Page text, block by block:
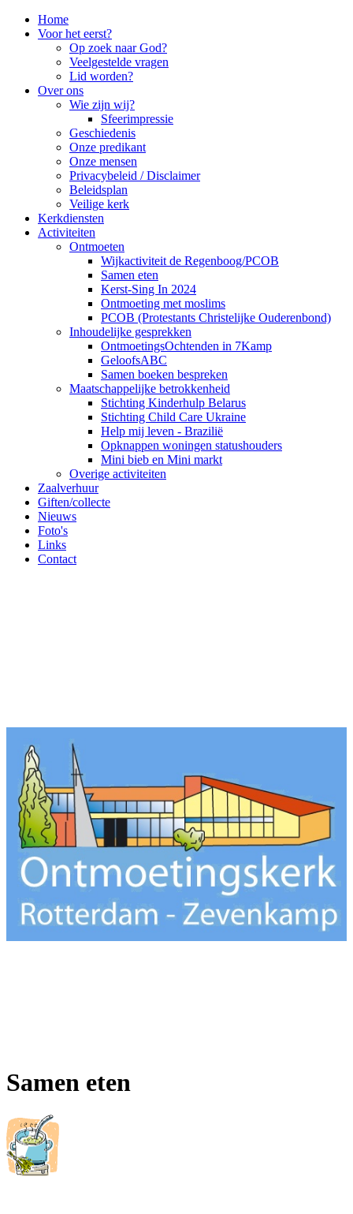
Home
Voor het eerst?
Op zoek naar God?
Veelgestelde vragen
Lid worden?
Over ons
Wie zijn wij?
Sfeerimpressie
Geschiedenis
Onze predikant
Onze mensen
Privacybeleid / Disclaimer
Beleidsplan
Veilige kerk
Kerkdiensten
Activiteiten
Ontmoeten
Wijkactiviteit de Regenboog/PCOB
Samen eten
Kerst-Sing In 2024
Ontmoeting met moslims
PCOB (Protestants Christelijke Ouderenbond)
Inhoudelijke gesprekken
OntmoetingsOchtenden in 7Kamp
GeloofsABC
Samen boeken bespreken
Maatschappelijke betrokkenheid
Stichting Kinderhulp Belarus
Stichting Child Care Ukraine
Help mij leven - Brazilië
Opknappen woningen statushouders
Mini bieb en Mini markt
Overige activiteiten
Zaalverhuur
Giften/collecte
Nieuws
Foto's
Links
Contact
Samen eten